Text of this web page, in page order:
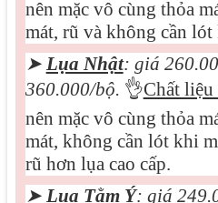
nên mặc vô cùng thỏa
mát, rũ và không cần lót
➤ Lụa Nhật: giá
360.000/bộ. 👌Chất
nên mặc vô cùng thỏa
mát, không cần lót khi
rũ hơn lụa cao cấp.
➤ Lụa Tằm Ý: giá